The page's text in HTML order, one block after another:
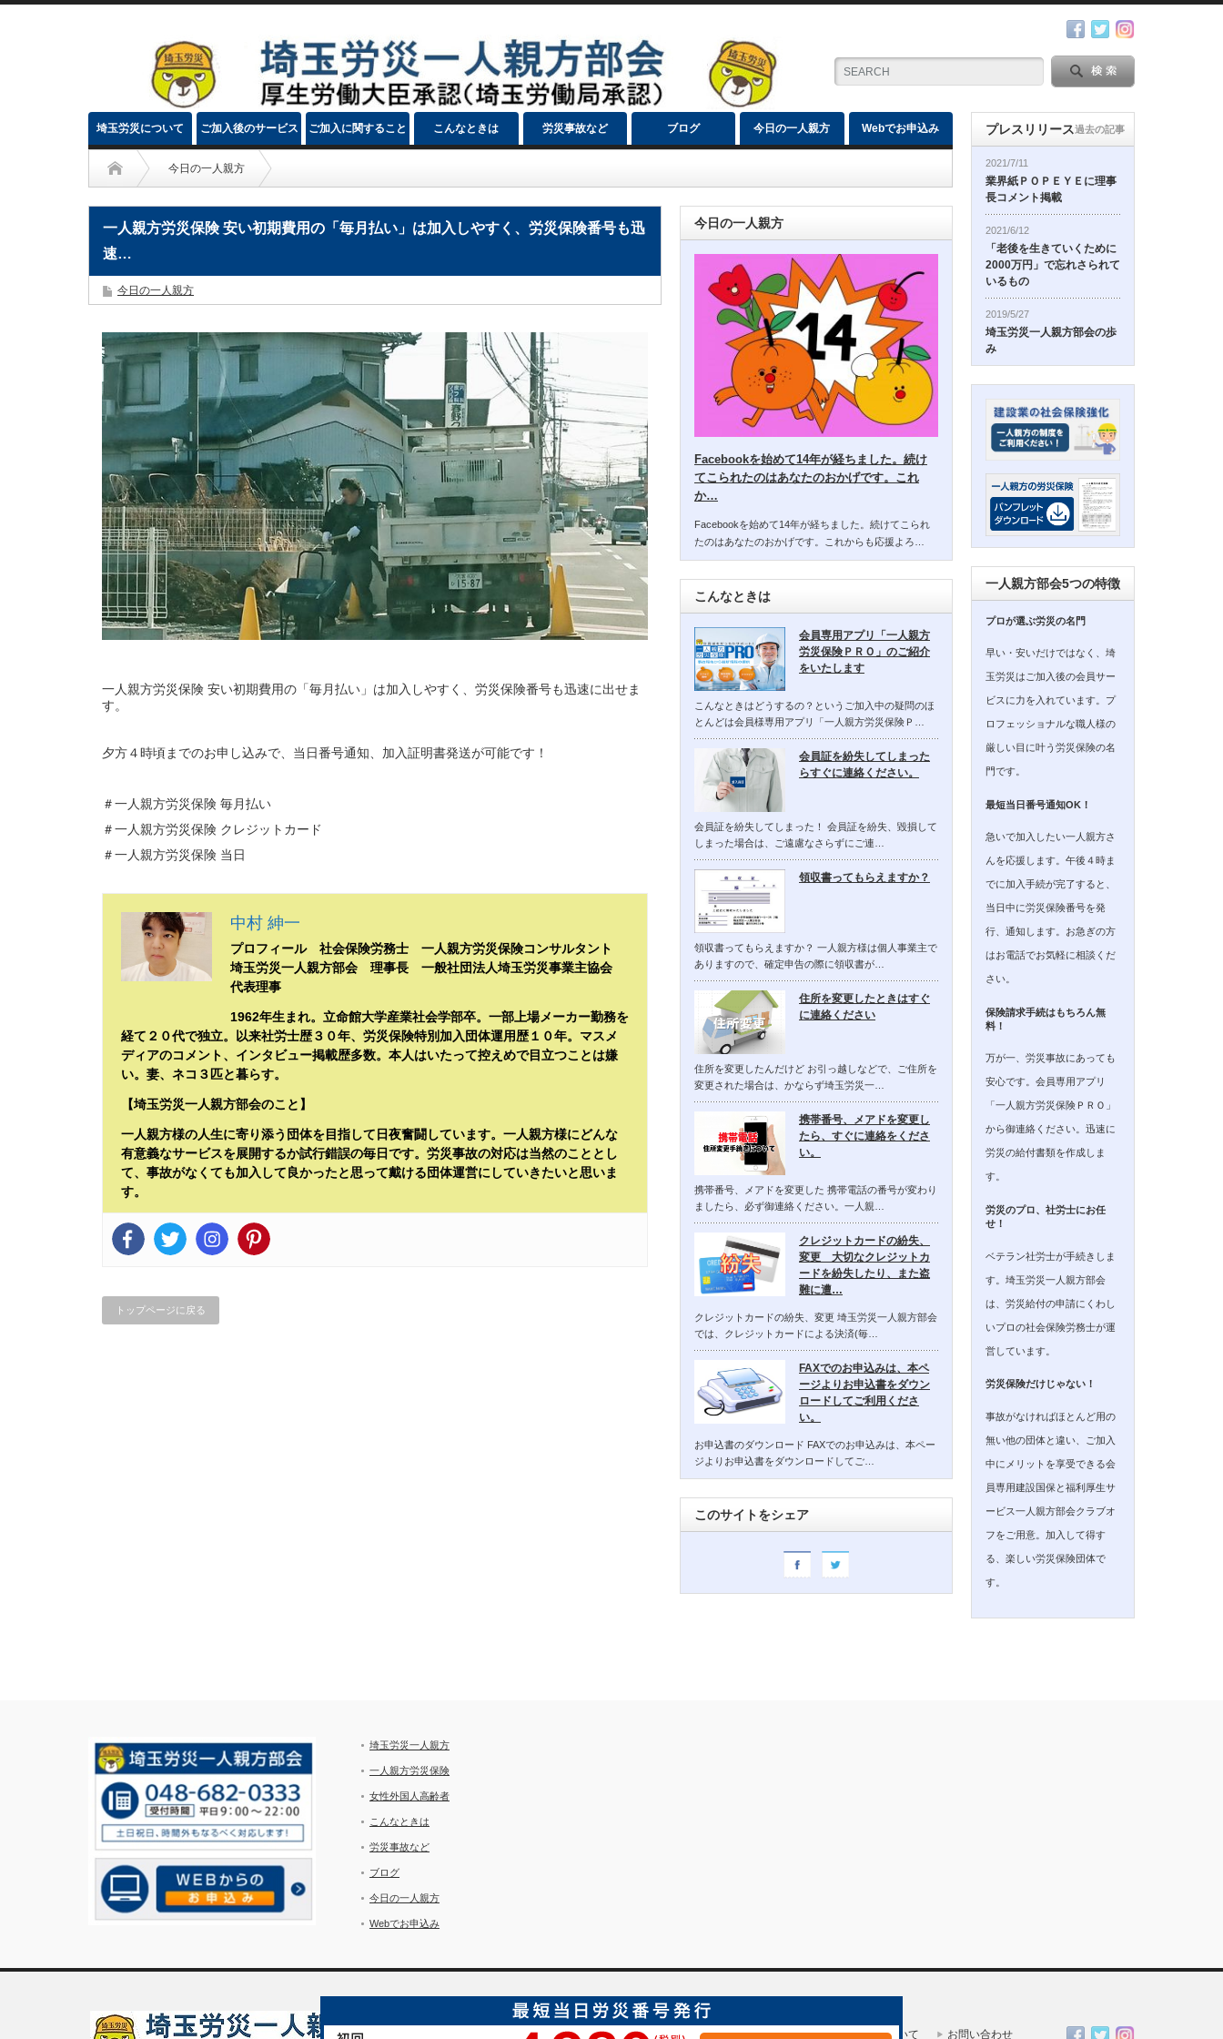
埼玉労災について ご加入後のサービス ご加入に関すること こんなときは 労災事故など ブログ 今日の一人親方 Webでお申込み
今日の一人親方
一人親方労災保険 安い初期費用の「毎月払い」は加入しやすく、労災保険番号も迅
速…
今日の一人親方
一人親方労災保険 安い初期費用の「毎月払い」は加入しやすく、労災保険番号も迅速に出せま
す。
夕方４時頃までのお申し込みで、当日番号通知、加入証明書発送が可能です！
＃一人親方労災保険 毎月払い
＃一人親方労災保険 クレジットカード
＃一人親方労災保険 当日
中村 紳一
プロフィール 社会保険労務士 一人親方労災保険コンサルタント
埼玉労災一人親方部会 理事長 一般社団法人埼玉労災事業主協会
代表理事
1962年生まれ。立命館大学産業社会学部卒。一部上場メーカー勤務を
経て２０代で独立。以来社労士歴３０年、労災保険特別加入団体運用歴１０年。マスメ
ディアのコメント、インタビュー掲載歴多数。本人はいたって控えめで目立つことは嫌
い。妻、ネコ３匹と暮らす。
【埼玉労災一人親方部会のこと】
一人親方様の人生に寄り添う団体を目指して日夜奮闘しています。一人親方様にどんな
有意義なサービスを展開するか試行錯誤の毎日です。労災事故の対応は当然のこととし
て、事故がなくても加入して良かったと思って戴ける団体運営にしていきたいと思いま
す。
トップページに戻る
今日の一人親方
Facebookを始めて14年が経ちました。続け
てこられたのはあなたのおかげです。これ
か…
Facebookを始めて14年が経ちました。続けてこられ
たのはあなたのおかげです。これからも応援よろ…
こんなときは
会員専用アプリ「一人親方
労災保険ＰＲＯ」のご紹介
をいたします
こんなときはどうするの？というご加入中の疑問のほ
とんどは会員様専用アプリ「一人親方労災保険Ｐ…
会員証を紛失してしまった
らすぐに連絡ください。
会員証を紛失してしまった！ 会員証を紛失、毀損して
しまった場合は、ご遠慮なさらずにご連…
領収書ってもらえますか？
領収書ってもらえますか？ 一人親方様は個人事業主で
ありますので、確定申告の際に領収書が…
住所を変更したときはすぐ
に連絡ください
住所を変更したんだけど お引っ越しなどで、ご住所を
変更された場合は、かならず埼玉労災一…
携帯番号、メアドを変更し
たら、すぐに連絡をくださ
い。
携帯番号、メアドを変更した 携帯電話の番号が変わり
ましたら、必ず御連絡ください。一人親…
クレジットカードの紛失、
変更 大切なクレジットカ
ードを紛失したり、また盗
難に遭…
クレジットカードの紛失、変更 埼玉労災一人親方部会
では、クレジットカードによる決済(毎…
FAXでのお申込みは、本ペ
ージよりお申込書をダウン
ロードしてご利用くださ
い。
お申込書のダウンロード FAXでのお申込みは、本ペー
ジよりお申込書をダウンロードしてご…
このサイトをシェア
プレスリリース
2021/7/11
業界紙ＰＯＰＥＹＥに理事
長コメント掲載
2021/6/12
「老後を生きていくために
2000万円」で忘れさられて
いるもの
2019/5/27
埼玉労災一人親方部会の歩
み
過去の記事
一人親方部会5つの特徴
プロが選ぶ労災の名門
早い・安いだけではなく、埼
玉労災はご加入後の会員サー
ビスに力を入れています。プ
ロフェッショナルな職人様の
厳しい目に叶う労災保険の名
門です。
最短当日番号通知OK！
急いで加入したい一人親方さ
んを応援します。午後４時ま
でに加入手続が完了すると、
当日中に労災保険番号を発
行、通知します。お急ぎの方
はお電話でお気軽に相談くだ
さい。
保険請求手続はもちろん無
料！
万が一、労災事故にあっても
安心です。会員専用アプリ
「一人親方労災保険ＰＲＯ」
から御連絡ください。迅速に
労災の給付書類を作成しま
す。
労災のプロ、社労士にお任
せ！
ベテラン社労士が手続きしま
す。埼玉労災一人親方部会
は、労災給付の申請にくわし
いプロの社会保険労務士が運
営しています。
労災保険だけじゃない！
事故がなければほとんど用の
無い他の団体と違い、ご加入
中にメリットを享受できる会
員専用建設国保と福利厚生サ
ービス一人親方部会クラブオ
フをご用意。加入して得す
る、楽しい労災保険団体で
す。
埼玉労災一人親方
一人親方労災保険
女性外国人高齢者
こんなときは
労災事故など
ブログ
今日の一人親方
Webでお申込み
埼玉労災一人親方部会について お問い合わせ